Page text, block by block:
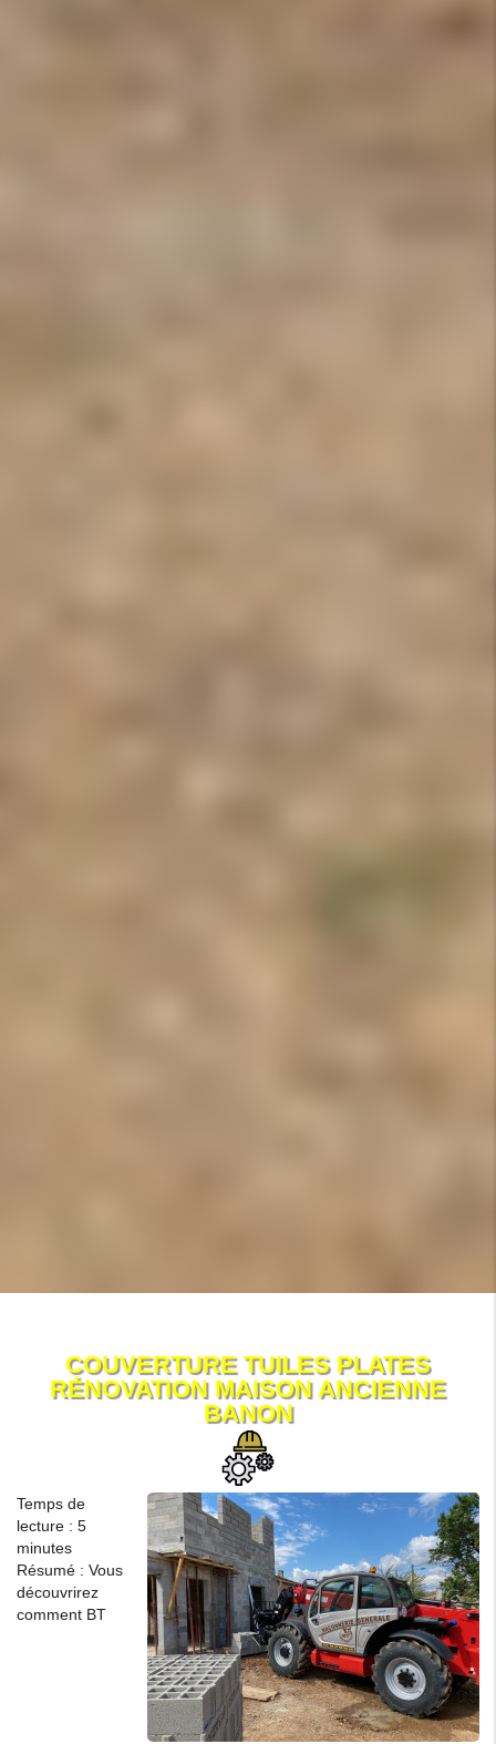
COUVERTURE TUILES PLATES
RÉNOVATION MAISON ANCIENNE
BANON
Temps de
lecture : 5
minutes
Résumé : Vous
découvrirez
comment BT